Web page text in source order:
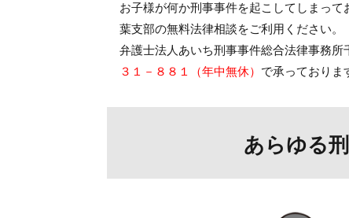
お子様が何か刑事事件を起こしてしまっ
葉支部の無料法律相談をご利用ください。
弁護士法人あいち刑事事件総合法律事務
３１－８８１（年中無休） で承っておりま
あらゆる